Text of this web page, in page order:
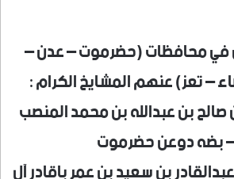
في محافظات (حضرموت – عدن –
– تعز) عنهم المشايخ الكرام :
بن عبدالله بن محمد المنصب
بضه دوعن حضرموت